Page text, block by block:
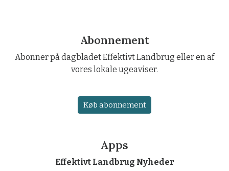
Abonnement
Abonner på dagbladet Effektivt Landbrug eller en af
vores lokale ugeaviser.
Køb abonnement
Apps
Effektivt Landbrug Nyheder